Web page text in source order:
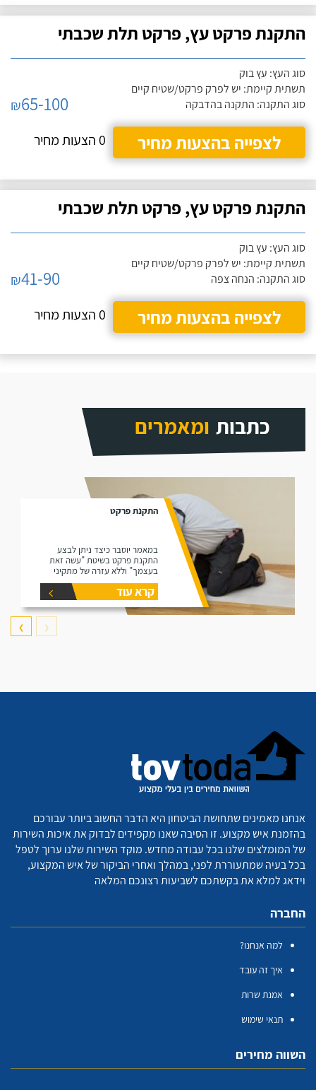
התקנת פרקט עץ, פרקט תלת שכבתי
סוג העץ: עץ בוק
תשתית קיימת: יש לפרק פרקט/שטיח קיים
סוג התקנה: התקנה בהדבקה
₪65-100
לצפייה בהצעות מחיר
0 הצעות מחיר
התקנת פרקט עץ, פרקט תלת שכבתי
סוג העץ: עץ בוק
תשתית קיימת: יש לפרק פרקט/שטיח קיים
סוג התקנה: הנחה צפה
₪41-90
לצפייה בהצעות מחיר
0 הצעות מחיר
כתבות ומאמרים
התקנת פרקט
במאמר יוסבר כיצד ניתן לבצע
התקנת פרקט בשיטת "עשה זאת
בעצמך" וללא עזרה של מתקיני
פרקטים.
קרא עוד
❮
❯
אנחנו מאמינים שתחושת הביטחון היא הדבר החשוב ביותר עבורכם
בהזמנת איש מקצוע. זו הסיבה שאנו מקפידים לבדוק את איכות השירות
של המומלצים שלנו בכל עבודה מחדש. מוקד השירות שלנו ערוך לטפל
בכל בעיה שמתעוררת לפני, במהלך ואחרי הביקור של איש המקצוע,
וידאג למלא את בקשתכם לשביעות רצונכם המלאה
החברה
למה אנחנו?
איך זה עובד
אמנת שרות
תנאי שימוש
השווה מחירים